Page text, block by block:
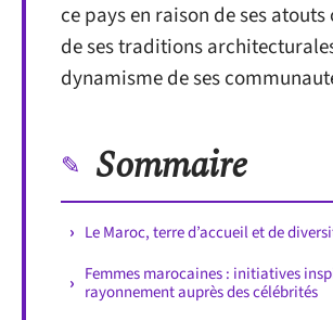
ce pays en raison de ses
de ses traditions
dynamisme de ses
Sommaire
Le Maroc, terre d’accueil et de
Femmes marocaines : initiatives
rayonnement auprès des célébrités